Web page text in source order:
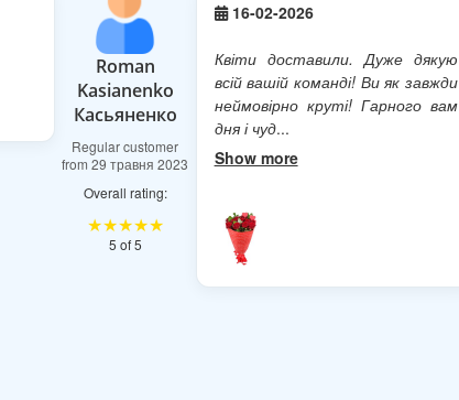
Roman
Kasianenko
Касьяненко
Regular customer
from 29 травня 2023
Overall rating:
★★★★★
5 of 5
16-02-2026
Квіти доставили. Дуже дякую
всій вашій команді! Ви як завжди
неймовірно круті! Гарного вам
дня і чуд...
Show more